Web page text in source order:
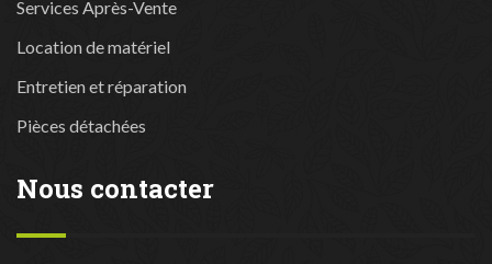
Services Après-Vente
Location de matériel
Entretien et réparation
Pièces détachées
Nous contacter